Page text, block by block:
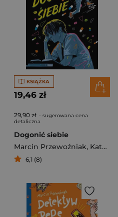
KSIĄŻKA
19,46 zł
29,90 zł - sugerowana cena
detaliczna
Dogonić siebie
Marcin Przewoźniak, Katarzyna Ryrych
6,1 (8)